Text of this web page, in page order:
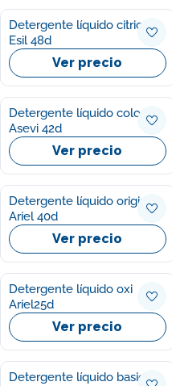
Detergente líquido citrico
Esil 48d
Ver precio
Detergente líquido colores
Asevi 42d
Ver precio
Detergente líquido original
Ariel 40d
Ver precio
Detergente líquido oxi
Ariel25d
Ver precio
Detergente líquido basico